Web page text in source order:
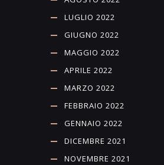
LUGLIO 2022
GIUGNO 2022
MAGGIO 2022
APRILE 2022
MARZO 2022
FEBBRAIO 2022
GENNAIO 2022
DICEMBRE 2021
NOVEMBRE 2021